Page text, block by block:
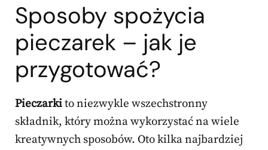
Sposoby spożycia
pieczarek – jak je
przygotować?
Pieczarkito niezwykle wszechstronny
składnik, który można wykorzystać na wiele
kreatywnych sposobów. Oto kilka najbardziej